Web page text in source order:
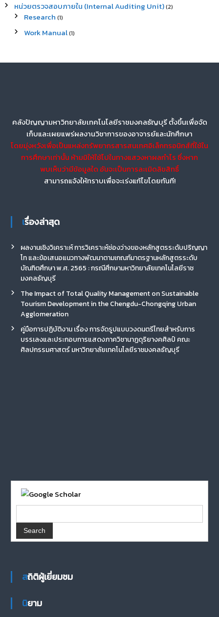
หน่วยตรวจสอบภายใน (Internal Auditing Unit)(2)
Research (1)
Work Manual(1)
คลังปัญญามหาวิทยาลัยเทคโนโลยีราชมงคลธัญบุรี ตั้งขึ้นเพื่อจัด
เก็บและเผยแพร่ผลงานวิชาการของอาจารย์และนักศึกษา
โดยมุ่งหวังเพื่อเป็นแหล่งทรัพยากรสารสนเทศอิเล็กทรอนิกส์ที่ใช้ใน
การศึกษาเท่านั้น ห้ามมิให้ใช้ไปในทางแสวงหาผลกำไร ซึ่งหาก
พบเห็นว่ามีข้อมูลใด อันจะเป็นการละเมิดลิขสิทธิ์
สามารถแจ้งให้ทราบเพื่อจะเร่งแก้ไขโดยทันที!
เรื่องล่าสุด
ผลงานเชิงวิเคราะห์ การวิเคราะห์ช่องว่างของหลักสูตรระดับปริญญา
โท และข้อเสนอแนวทางพัฒนาตามเกณฑ์มาตรฐานหลักสูตรระดับ
บัณฑิตศึกษา พ.ศ. 2565 : กรณีศึกษามหาวิทยาลัยเทคโนโลยีราช
มงคลธัญบุรี
The Impact of Total Quality Management on Sustainable
Tourism Development in the Chengdu-Chongqing Urban
Agglomeration
คู่มือการปฏิบัติงาน เรื่อง การจัดรูปแบบวงดนตรีไทยสำหรับการ
บรรเลงและประกอบการแสดงภาควิชานาฏดุริยางคศิลป์ คณะ
ศิลปกรรมศาสตร์ มหาวิทยาลัยเทคโนโลยีราชมงคลธัญบุรี
สถิติผู้เยี่ยมชม
นิยาม